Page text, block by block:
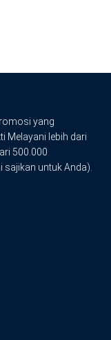
yang
Melayani lebih dari
500.000
untuk Anda).